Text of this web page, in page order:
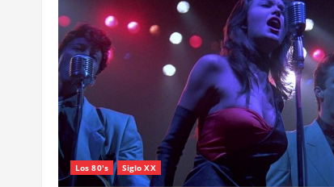
Los 80's Siglo XX